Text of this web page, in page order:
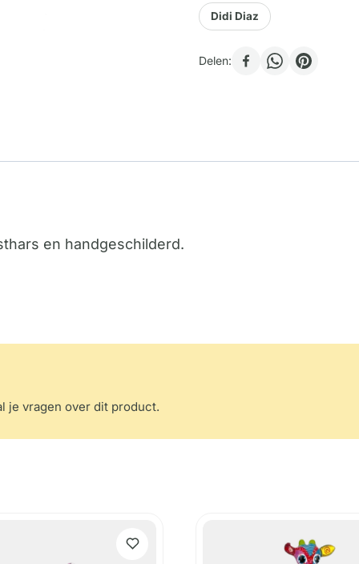
Didi Diaz
Delen:
en handgeschilderd.
je vragen over dit product.